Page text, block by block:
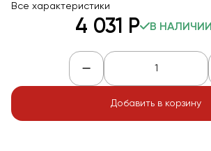
Все характеристики
4 031 Р В НАЛИЧИИ
Добавить в корзину